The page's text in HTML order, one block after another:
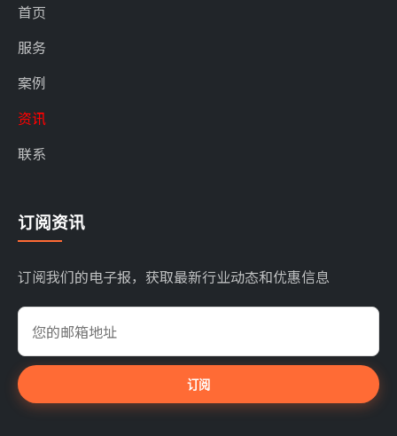
首页
服务
案例
资讯
联系
订阅资讯
订阅我们的电子报，获取最新行业动态和优惠信息
订阅